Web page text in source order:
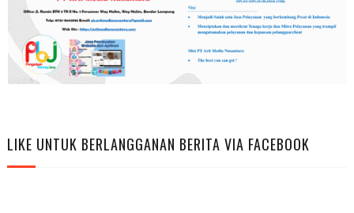
LIKE UNTUK BERLANGGANAN BERITA VIA FACEBOOK